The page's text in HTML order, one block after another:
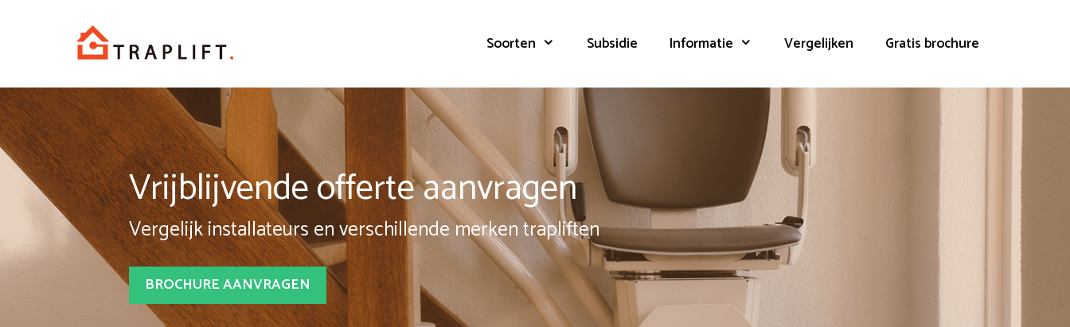
Soorten Subsidie Informatie Vergelijken Gratis brochure
Vrijblijvende offerte aanvragen
Vergelijk installateurs en verschillende merken trapliften
BROCHURE AANVRAGEN